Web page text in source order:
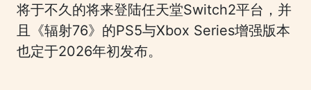
将于不久的将来登陆任天堂Switch2平台，并
且《辐射76》的PS5与Xbox Series增强版本
也定于2026年初发布。